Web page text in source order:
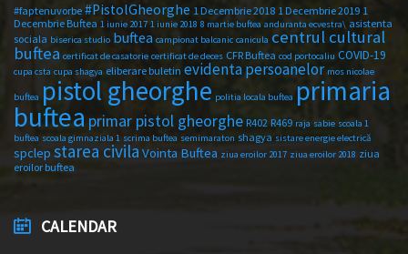
#faptenuvorbe #PistolGheorghe 1 Decembrie 2018 1 Decembrie 2019 1
Decembrie Buftea 1 iunie 2017 1 iunie 2018 8 martie buftea anduranta ecvestra\ asistenta
sociala biserica studio buftea campionat balcanic canicula centrul cultural
buftea certificat de casatorie certificat de deces CFR Buftea cod portocaliu COVID-19
cupa csta cupa shagya eliberare buletin evidenta persoanelor mos nicolae
buftea pistol gheorghe politia locala buftea primaria
buftea primar pistol gheorghe R402 R469 raja sabie scoala 1
buftea scoala gimnaziala 1 scrima buftea semimaraton shagya sistare energie electrică
spclep starea civila Vointa Buftea ziua eroilor 2017 ziua eroilor 2018 ziua
eroilor buftea
CALENDAR